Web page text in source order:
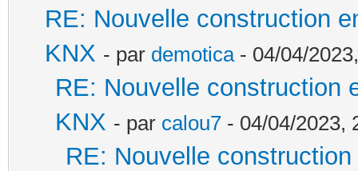
RE: Nouvelle construction
KNX - par demotica- 04/04/
RE: Nouvelle construction
KNX - par calou7 - 04/04/2023,
RE: Nouvelle